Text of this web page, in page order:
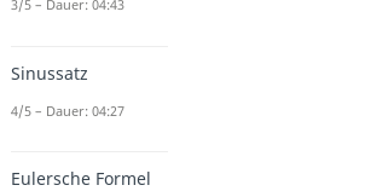
3/5 – Dauer: 04:43
Sinussatz
4/5 – Dauer: 04:27
Eulersche Formel